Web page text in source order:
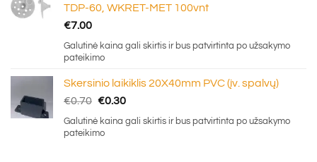
TDP-60, WKRET-MET 100vnt
€7.00
Galutinė kaina gali skirtis ir bus patvirtinta po užsakymo
pateikimo
Skersinio laikiklis 20X40mm PVC (įv. spalvų)
€0.70 Original
price
was:
€0.30Current
price
is:
Galutinė kaina gali skirtis ir bus patvirtinta po užsakymo
pateikimo